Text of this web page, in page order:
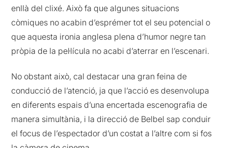
enllà del clixé. Això fa que algunes situacions
còmiques no acabin d’esprémer tot el seu potencial o
que aquesta ironia anglesa plena d’humor negre tan
pròpia de la pel·lícula no acabi d’aterrar en l’escenari.
No obstant això, cal destacar una gran feina de
conducció de l’atenció, ja que l’acció es desenvolupa
en diferents espais d’una encertada escenografia de
manera simultània, i la direcció de Belbel sap conduir
el focus de l’espectador d’un costat a l’altre com si fos